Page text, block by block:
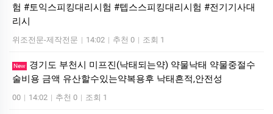
험 #토익스피킹대리시험 #텝스스피킹대리시험 #전기기사대
리시
위조전문-제작전문 | 14:02 | 추천 0 | 조회 1
New
경기도 부천시 미프진(낙태되는약) 약물낙태 약물중절수
술비용 금액 유산할수있는약복용후 낙태흔적,안전성
00 | 14:02 | 추천 0 | 조회 1